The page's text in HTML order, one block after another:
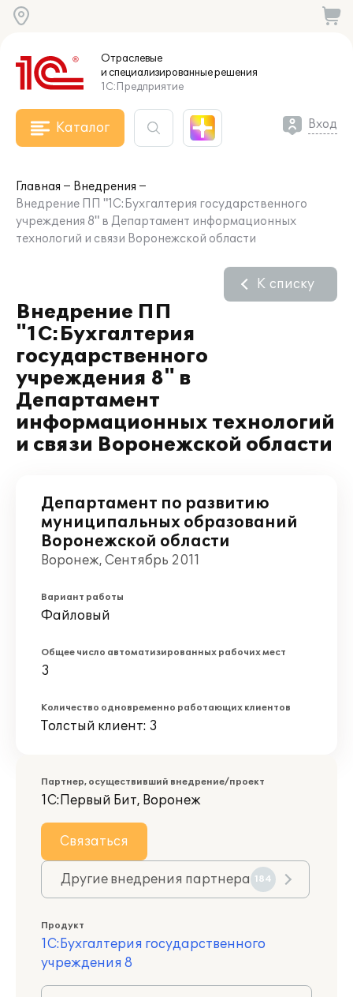
Отраслевые
и специализированныерешения
1С:Предприятие
Каталог Вход
Главная
Внедрения
Внедрение ПП "1С:Бухгалтерия государственного
учреждения 8" в Департамент информационных
технологий и связи Воронежской области
Внедрение ПП
"1С:Бухгалтерия
государственного
учреждения 8" в
Департамент
информационных технологий
и связи Воронежской области
К списку
Департамент по развитию
муниципальных образований
Воронежской области
Воронеж, Сентябрь 2011
Вариант работы
Файловый
Общее число автоматизированных рабочих мест
3
Количество одновременно работающих клиентов
Толстый клиент: 3
Партнер, осуществивший внедрение/проект
1С:Первый Бит, Воронеж
Связаться
Другие внедрения партнера 184
Продукт
1С:Бухгалтерия государственного
учреждения 8